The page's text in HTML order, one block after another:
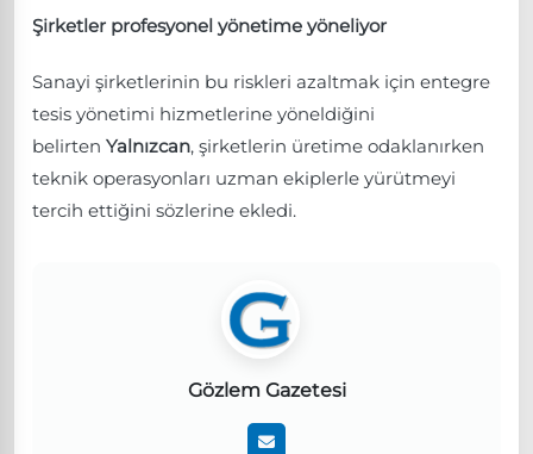
Şirketler profesyonel yönetime yöneliyor
Sanayi şirketlerinin bu riskleri azaltmak için entegre
tesis yönetimi hizmetlerine yöneldiğini
belirten Yalnızcan, şirketlerin üretime odaklanırken
teknik operasyonları uzman ekiplerle yürütmeyi
tercih ettiğini sözlerine ekledi.
Gözlem Gazetesi